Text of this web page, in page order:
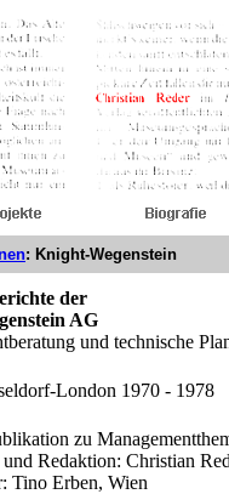
: Knight-Wegenstein
der
AG
und technische
London 1970 - 1978
zu
Redaktion: Christian
Tino Erben, Wien